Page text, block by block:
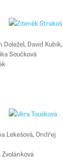
David Kubík,
Součková
Lekešová, Ondřej